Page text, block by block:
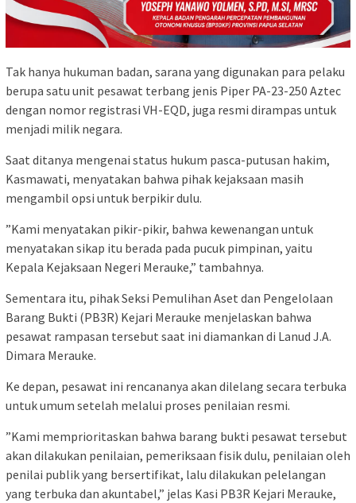
​Tak hanya hukuman badan, sarana yang digunakan para pelaku
berupa satu unit pesawat terbang jenis Piper PA-23-250 Aztec
dengan nomor registrasi VH-EQD, juga resmi dirampas untuk
menjadi milik negara.
Saat ditanya mengenai status hukum pasca-putusan hakim,
Kasmawati, menyatakan bahwa pihak kejaksaan masih
mengambil opsi untuk berpikir dulu.
​”Kami menyatakan pikir-pikir, bahwa kewenangan untuk
menyatakan sikap itu berada pada pucuk pimpinan, yaitu
Kepala Kejaksaan Negeri Merauke,” tambahnya.
​Sementara itu, pihak Seksi Pemulihan Aset dan Pengelolaan
Barang Bukti (PB3R) Kejari Merauke menjelaskan bahwa
pesawat rampasan tersebut saat ini diamankan di Lanud J.A.
Dimara Merauke.
Ke depan, pesawat ini rencananya akan dilelang secara terbuka
untuk umum setelah melalui proses penilaian resmi.
​”Kami memprioritaskan bahwa barang bukti pesawat tersebut
akan dilakukan penilaian, pemeriksaan fisik dulu, penilaian oleh
penilai publik yang bersertifikat, lalu dilakukan pelelangan
yang terbuka dan akuntabel,” jelas Kasi PB3R Kejari Merauke,